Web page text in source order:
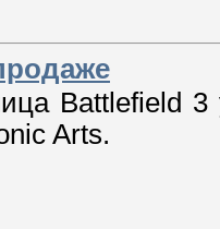
Battlefield
Arts.